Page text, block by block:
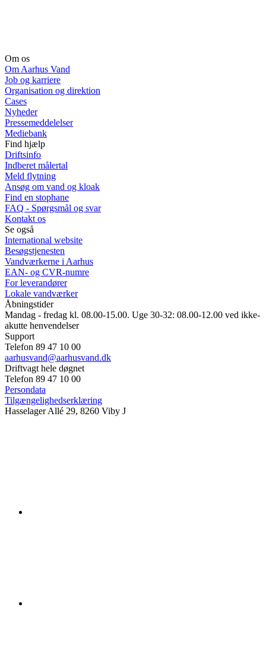
Om os
Om Aarhus Vand
Job og karriere
Organisation og direktion
Cases
Nyheder
Pressemeddelelser
Mediebank
Find hjælp
Driftsinfo
Indberet målertal
Meld flytning
Ansøg om vand og kloak
Find en stophane
FAQ - Spørgsmål og svar
Kontakt os
Se også
International website
Besøgstjenesten
Vandværkerne i Aarhus
EAN- og CVR-numre
For leverandører
Lokale vandværker
Åbningstider
Mandag - fredag kl. 08.00-15.00. Uge 30-32: 08.00-12.00 ved ikke-
akutte henvendelser
Support
Telefon 89 47 10 00
aarhusvand@aarhusvand.dk
Driftvagt hele døgnet
Telefon 89 47 10 00
Persondata
Tilgængelighedserklæring
Hasselager Allé 29, 8260 Viby J